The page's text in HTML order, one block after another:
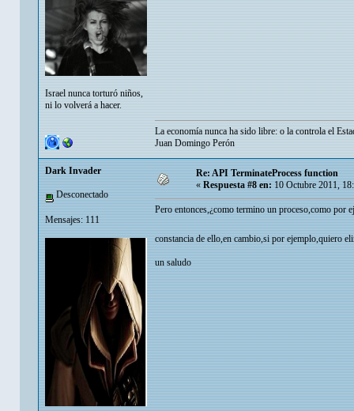
Israel nunca torturó niños,
ni lo volverá a hacer.
La economía nunca ha sido libre: o la controla el
Juan Domingo Perón
Dark Invader
Desconectado
Mensajes: 111
Re: API TerminateProcess function
«Respuesta #8 en:10 Octubre 2011,
Pero entonces,¿como termino un proceso,como por
constancia de ello,en cambio,si por ejemplo,quiero
un saludo